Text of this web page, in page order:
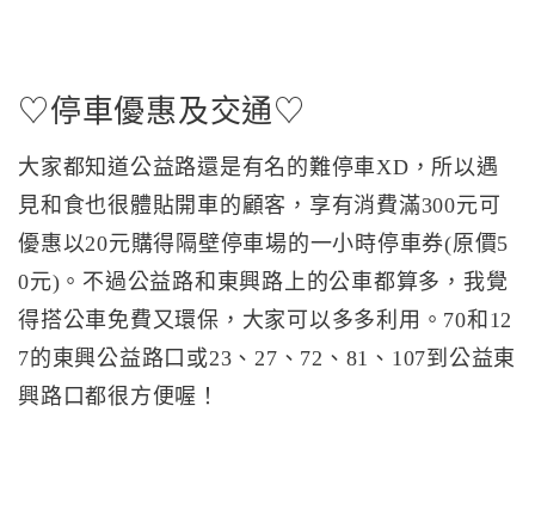
♡停車優惠及交通♡
大家都知道公益路還是有名的難停車XD，所以遇
見和食也很體貼開車的顧客，享有消費滿300元可
優惠以20元購得隔壁停車場的一小時停車券(原價5
0元)。不過公益路和東興路上的公車都算多，我覺
得搭公車免費又環保，大家可以多多利用。70和12
7的東興公益路口或23、27、72、81、107到公益東
興路口都很方便喔！